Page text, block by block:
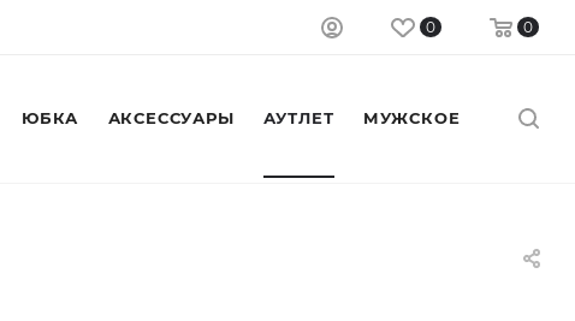
0 0
ЮБКА АКСЕССУАРЫ АУТЛЕТ МУЖСКОЕ